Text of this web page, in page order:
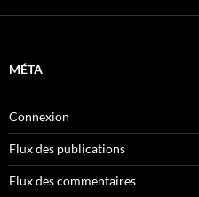
MÉTA
Connexion
Flux des publications
Flux des commentaires